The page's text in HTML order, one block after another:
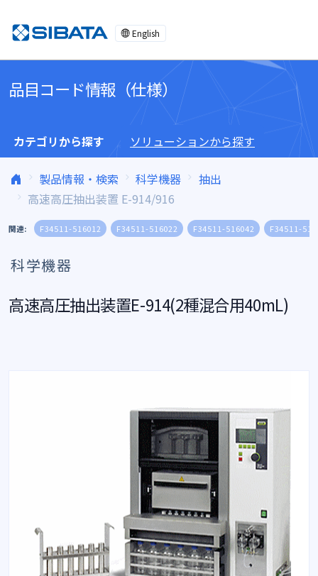
English
品目コード情報（仕様）
カテゴリから探す ソリューションから探す
製品情報・検索 科学機器
抽出
高速高圧抽出装置 E-914/916
関連: F34511-516012 F34511-516022 F34511-516042 F34511-
科学機器
高速高圧抽出装置E-914(2種混合用40mL)